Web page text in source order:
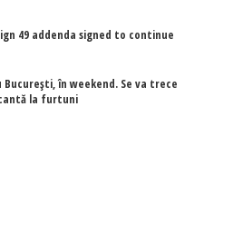
49 addenda signed to continue
în weekend. Se va trece
la furtuni